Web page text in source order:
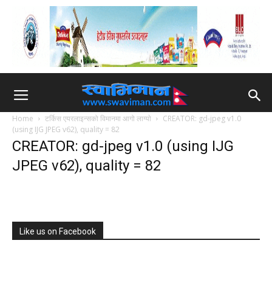
Home टर्किस एयरलाइन्सको विमानमा आगो लाग्याे
CREATOR: gd-jpeg v1.0
(using IJG JPEG v62), quality = 82
CREATOR: gd-jpeg v1.0 (using IJG
JPEG v62), quality = 82
Like us on Facebook